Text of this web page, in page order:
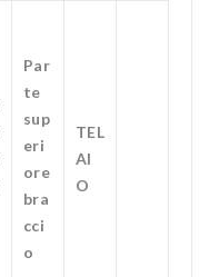
Par
te
sup
eri
ore
bra
cci
o
TEL
AI
O